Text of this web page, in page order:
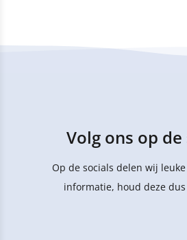
Volg ons op
Op de socials delen wij
informatie, houd deze